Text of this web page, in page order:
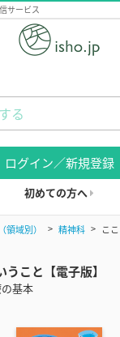
サービス
ログイン／新規登録
初めての方へ
領域別） 精神科 こ
こと【電子版】
基本